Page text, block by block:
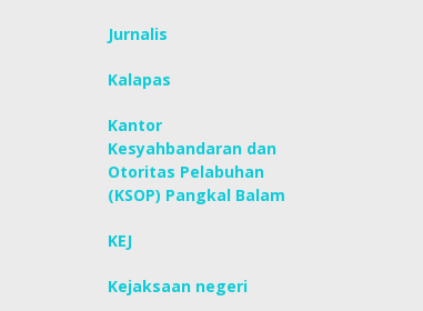
Jurnalis
Kalapas
Kantor
Kesyahbandaran dan
Otoritas Pelabuhan
(KSOP) Pangkal Balam
KEJ
Kejaksaan negeri